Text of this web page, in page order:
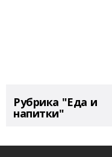
Рубрика "Еда и
напитки"